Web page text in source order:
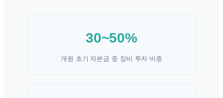
30~50%
개원 초기 자본금 중 장비 투자 비중